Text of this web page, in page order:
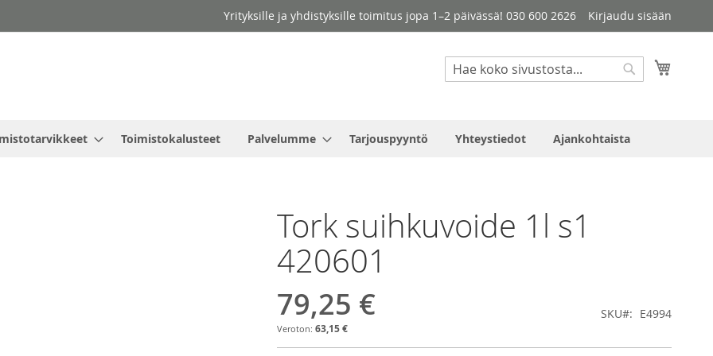
Yrityksille ja yhdistyksille toimitus jopa 1–2 päivässä! 030 600 2626 Kirjaudu sisään
Haku
Haku
Toimistokalusteet Palvelumme Tarjouspyyntö Yhteystiedot Ajankohtaista
Tork suihkuvoide 1l s1
420601
79,25 €
63,15 €
SKU E4994